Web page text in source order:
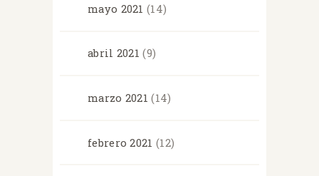
mayo 2021 (14)
abril 2021 (9)
marzo 2021 (14)
febrero2021 (12)